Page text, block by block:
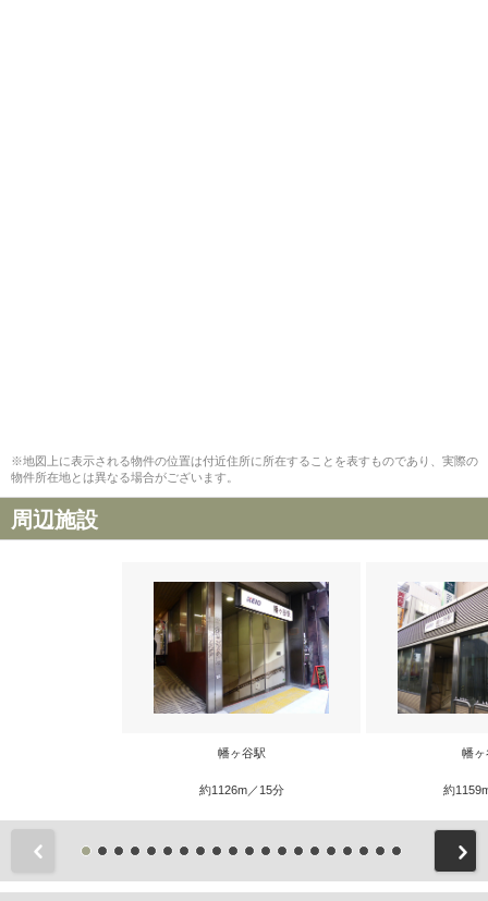
※地図上に表示される物件の位置は付近住所に所在することを表すものであり、実際の
物件所在地とは異なる場合がございます。
周辺施設
幡ヶ谷駅
約1126m／15分
幡ヶ
約